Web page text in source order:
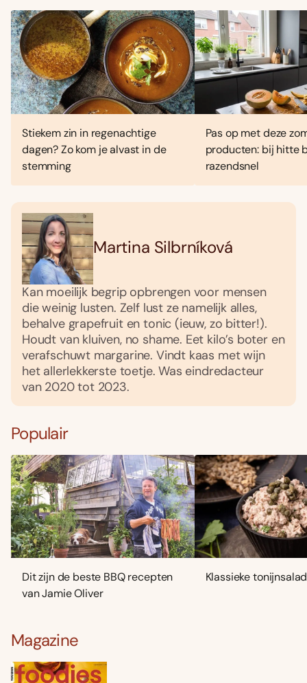
Stiekem zin in regenachtige
dagen? Zo kom je alvast in de
stemming
Pas op met deze
producten: bij hitte
razendsnel
Martina Silbrníková
Kan moeilijk begrip opbrengen voor mensen
die weinig lusten. Zelf lust ze namelijk alles,
behalve grapefruit en tonic (ieuw, zo bitter!).
Houdt van kluiven, no shame. Eet kilo’s boter en
verafschuwt margarine. Vindt kaas met wijn
het allerlekkerste toetje. Was eindredacteur
van 2020 tot 2023.
Populair
Dit zijn de beste BBQ recepten
van Jamie Oliver
Klassieke
Magazine